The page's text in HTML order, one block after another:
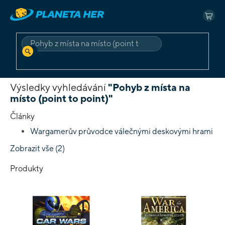
HLEDAT
Výsledky vyhledávání "Pohyb z místa na
místo (point to point)"
Články
Wargamerův průvodce válečnými deskovými hrami
Zobrazit vše (2)
Produkty